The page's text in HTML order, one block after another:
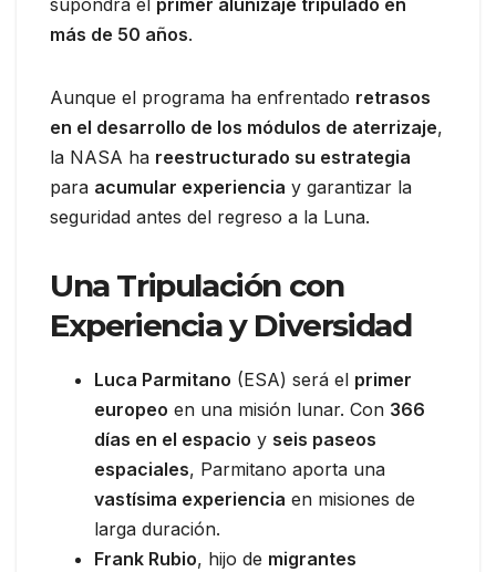
supondrá el primer alunizaje tripulado en
más de 50 años.
Aunque el programa ha enfrentado retrasos
en el desarrollo de los módulos de aterrizaje,
la NASA ha reestructurado su estrategia
para acumular experiencia y garantizar la
seguridad antes del regreso a la Luna.
Una Tripulación con
Experiencia y Diversidad
Luca Parmitano (ESA) será el primer
europeo en una misión lunar. Con 366
días en el espacio y seis paseos
espaciales, Parmitano aporta una
vastísima experiencia en misiones de
larga duración.
Frank Rubio, hijo de migrantes